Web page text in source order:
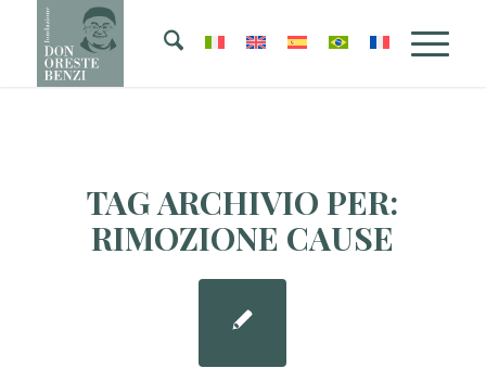
TAG ARCHIVIO PER:
RIMOZIONE CAUSE